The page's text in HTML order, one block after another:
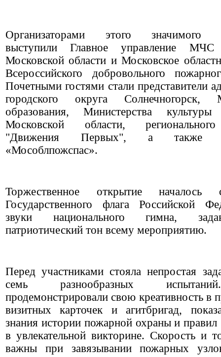
Организаторами этого значимого
выступили Главное управление
Московской области и Московское
Всероссийского добровольного
Почетными гостями стали представители
городского округа Солнечногорск,
образования, Министерства
Московской области,
"Движения Первых", а
«Мособлпожспас».
Торжественное открытие началось
Государственного флага Российской
звуки национального гимна,
патриотический тон всему мероприятию.
Перед участниками стояла непростая
семь разнообразных
продемонстрировали свою креативность в
визитных карточек и агитбригад,
знания истории пожарной охраны и правил
в увлекательной викторине. Скорость и
важны при завязывании пожарных